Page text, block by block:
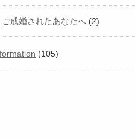
ご成婚されたあなたへ (2)
(105)